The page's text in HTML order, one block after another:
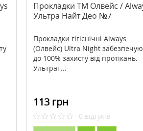
Прокладки ТМ Олвейс /
Ультра Найт Део №7
Прокладки гігієнічні Always
(Олвейс) Ultra Night
до 100% захисту від протікань.
Ультрат...
113 грн
0 відгуків